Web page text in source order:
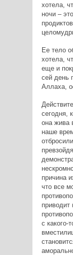
хотела,
ночи –
Ее тело
хотела,
еще и
сей день
Аллаха,
сегодня,
она жива
наше
причина
что все
приводит
с какого-